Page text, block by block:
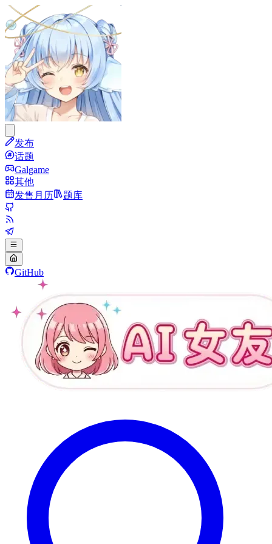
发布
话题
Galgame
其他
发售月历
题库
GitHub